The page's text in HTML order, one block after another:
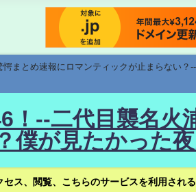
まとめ速報にロマンティックが止まらない
！--二代目襲名火
僕が見たかった
ス、閲覧、こちらのサービスを利用され